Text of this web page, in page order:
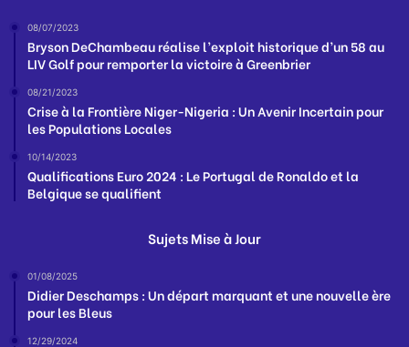
08/07/2023
Bryson DeChambeau réalise l’exploit historique d’un 58 au
LIV Golf pour remporter la victoire à Greenbrier
08/21/2023
Crise à la Frontière Niger-Nigeria : Un Avenir Incertain pour
les Populations Locales
10/14/2023
Qualifications Euro 2024 : Le Portugal de Ronaldo et la
Belgique se qualifient
Sujets Mise à Jour
01/08/2025
Didier Deschamps : Un départ marquant et une nouvelle ère
pour les Bleus
12/29/2024